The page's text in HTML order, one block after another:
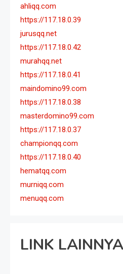
ahliqq.com
https://117.18.0.39
jurusqq.net
https://117.18.0.42
murahqq.net
https://117.18.0.41
maindomino99.com
https://117.18.0.38
masterdomino99.com
https://117.18.0.37
championqq.com
https://117.18.0.40
hematqq.com
murniqq.com
menuqq.com
LINK LAINNYA